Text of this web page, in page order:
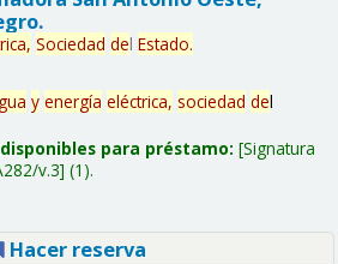
Sociedad del Estado.
y energía eléctrica, sociedad del
para préstamo: Signatura
v.3 (1).
Hacer reserva